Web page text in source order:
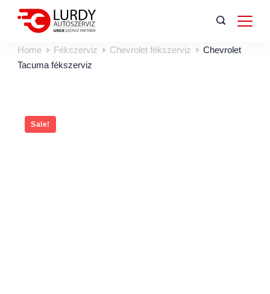
Home Fékszerviz Chevrolet fékszerviz
Chevrolet
Tacuma fékszerviz
Sale!